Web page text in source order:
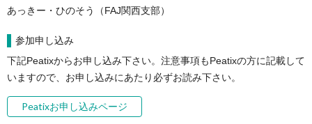
あっきー・ひのそう（FAJ関西支部）
参加申し込み
下記Peatixからお申し込み下さい。注意事項もPeatixの方に記載して
いますので、お申し込みにあたり必ずお読み下さい。
Peatixお申し込みページ